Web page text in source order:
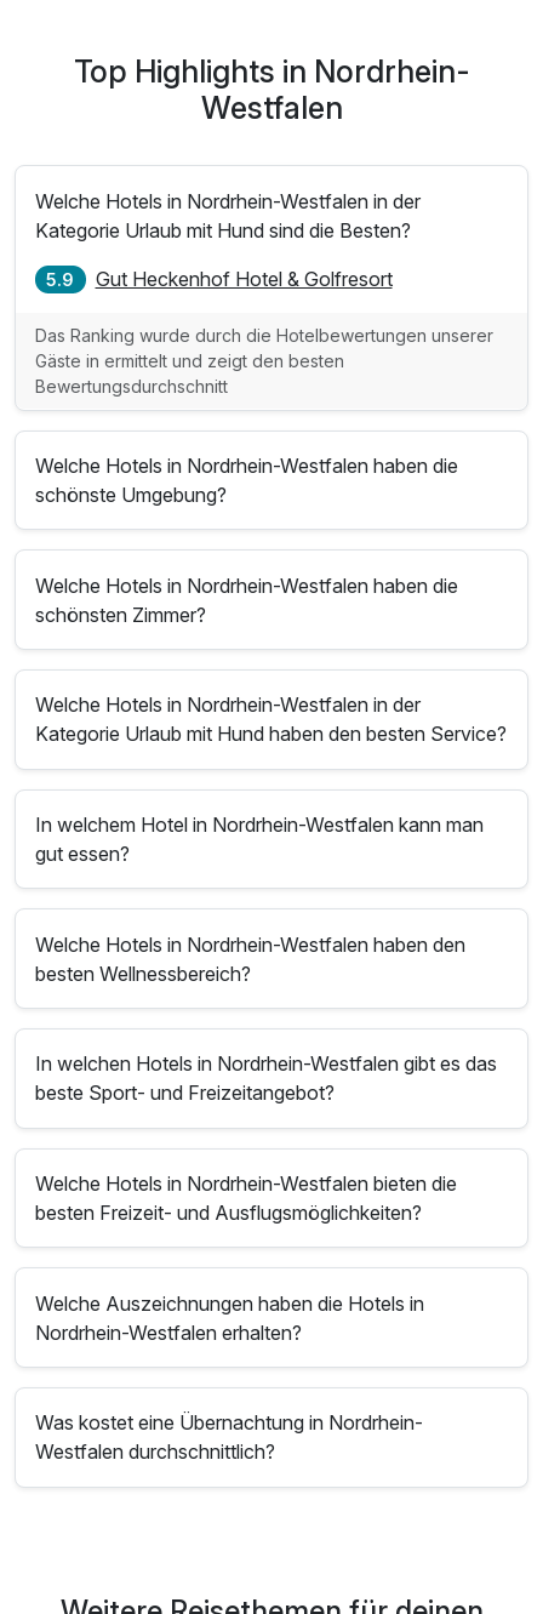
Top Highlights in Nordrhein-
Westfalen
Welche Hotels in Nordrhein-Westfalen in der
Kategorie Urlaub mit Hund sind die Besten?
5.9 Gut Heckenhof Hotel & Golfresort
Das Ranking wurde durch die Hotelbewertungen unserer
Gäste in ermittelt und zeigt den besten
Bewertungsdurchschnitt
Welche Hotels in Nordrhein-Westfalen haben die
schönste Umgebung?
Welche Hotels in Nordrhein-Westfalen haben die
schönsten Zimmer?
Welche Hotels in Nordrhein-Westfalen in der
Kategorie Urlaub mit Hund haben den besten Service?
In welchem Hotel in Nordrhein-Westfalen kann man
gut essen?
Welche Hotels in Nordrhein-Westfalen haben den
besten Wellnessbereich?
In welchen Hotels in Nordrhein-Westfalen gibt es das
beste Sport- und Freizeitangebot?
Welche Hotels in Nordrhein-Westfalen bieten die
besten Freizeit- und Ausflugsmöglichkeiten?
Welche Auszeichnungen haben die Hotels in
Nordrhein-Westfalen erhalten?
Was kostet eine Übernachtung in Nordrhein-
Westfalen durchschnittlich?